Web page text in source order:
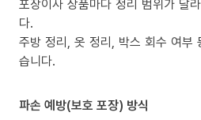
포장이사 상품마다 정리 범위가 달
다.
주방 정리, 옷 정리, 박스 회수 여부
습니다.
파손 예방(보호 포장) 방식